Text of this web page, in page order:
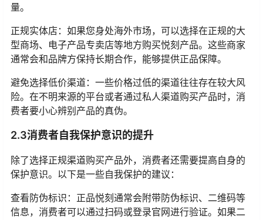
量。
正规实体店：如果您身处海外市场，可以选择在正规的大
型商场、电子产品专卖店等地方购买悦刻产品。这些商家
通常会和品牌方保持长期合作，能够提供正品保障。
避免选择低价渠道：一些价格过低的渠道往往存在较大风
险。在不明来源的平台或者通过私人渠道购买产品时，消
费者要小心辨别产品的真伪。
2.3消费者自我保护意识的提升
除了选择正规渠道购买产品外，消费者还需要提高自身的
保护意识。以下是一些自我保护的建议：
查看防伪标识：正品悦刻通常会附带防伪标识、二维码等
信息，消费者可以通过扫码或登录官网进行验证。如果二